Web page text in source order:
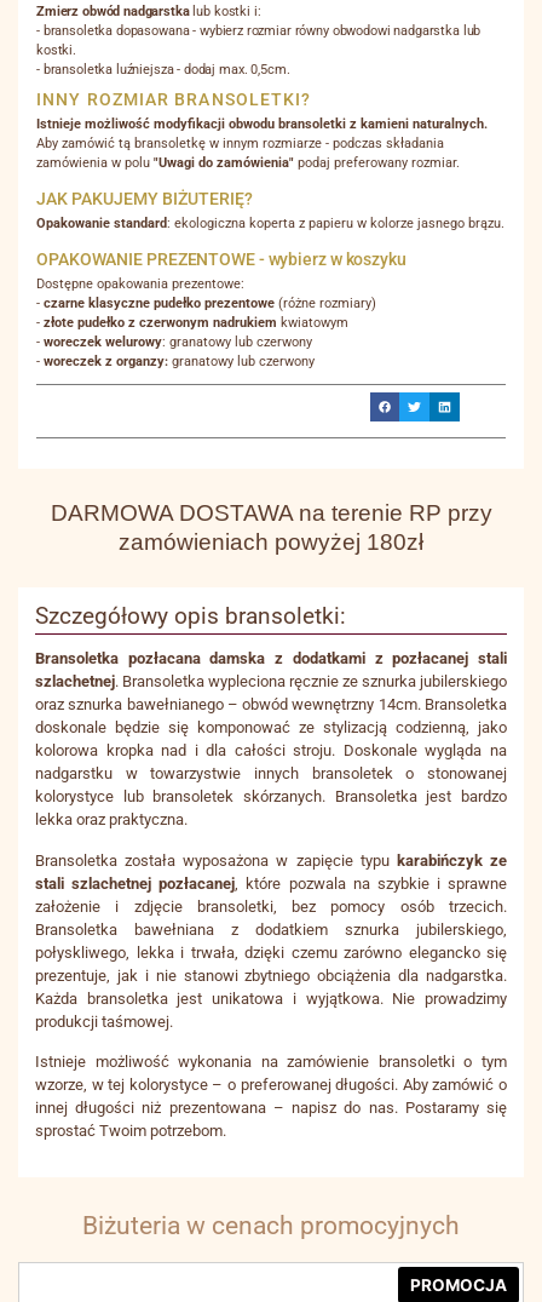
Zmierz obwód nadgarstkalub kostki i:
- bransoletka dopasowana - wybierz rozmiar równy obwodowi nadgarstka lub
kostki.
- bransoletka luźniejsza - dodaj max. 0,5cm.
INNY ROZMIAR BRANSOLETKI?
Istnieje możliwość modyfikacji obwodu bransoletki z kamieni naturalnych.
Aby zamówić tą bransoletkę w innym rozmiarze - podczas składania
zamówienia w polu "Uwagi do zamówienia" podaj preferowany rozmiar.
JAK PAKUJEMY BIŻUTERIĘ?
Opakowanie standard: ekologiczna koperta z papieru w kolorze jasnego brązu.
OPAKOWANIE PREZENTOWE - wybierz w koszyku
Dostępne opakowania prezentowe:
- czarne klasyczne pudełko prezentowe (różne rozmiary)
- złote pudełko z czerwonym nadrukiem kwiatowym
- woreczek welurowy: granatowy lub czerwony
- woreczek z organzy: granatowy lub czerwony
DARMOWA DOSTAWA na terenie RP przy
zamówieniach powyżej 180zł
Szczegółowy opis bransoletki:
Bransoletka pozłacana damska z dodatkami z pozłacanej stali
szlachetnej. Bransoletka wypleciona ręcznie ze sznurka jubilerskiego
oraz sznurka bawełnianego – obwód wewnętrzny 14cm. Bransoletka
doskonale będzie się komponować ze stylizacją codzienną, jako
kolorowa kropka nad i dla całości stroju. Doskonale wygląda na
nadgarstku w towarzystwie innych bransoletek o stonowanej
kolorystyce lub bransoletek skórzanych. Bransoletka jest bardzo
lekka oraz praktyczna.
Bransoletka została wyposażona w zapięcie typu karabińczyk ze
stali szlachetnej pozłacanej , które pozwala na szybkie i sprawne
założenie i zdjęcie bransoletki, bez pomocy osób trzecich.
Bransoletka bawełniana z dodatkiem sznurka jubilerskiego,
połyskliwego, lekka i trwała, dzięki czemu zarówno elegancko się
prezentuje, jak i nie stanowi zbytniego obciążenia dla nadgarstka.
Każda bransoletka jest unikatowa i wyjątkowa. Nie prowadzimy
produkcji taśmowej.
Istnieje możliwość wykonania na zamówienie bransoletki o tym
wzorze, w tej kolorystyce – o preferowanej długości. Aby zamówić o
innej długości niż prezentowana – napisz do nas. Postaramy się
sprostać Twoim potrzebom.
Biżuteria w cenach promocyjnych
PROMOCJA